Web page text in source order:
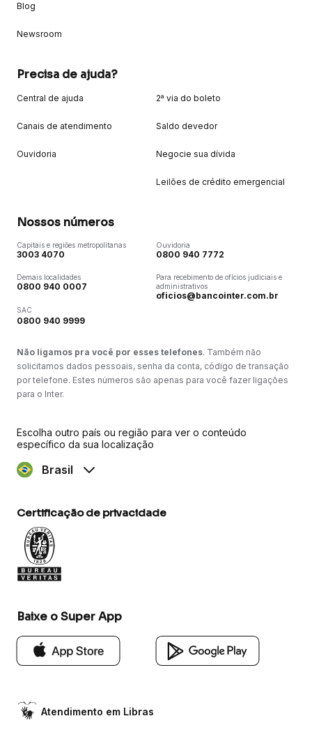
Blog
Newsroom
Precisa de ajuda?
Central de ajuda
Canais de atendimento
Ouvidoria
2ª via do boleto
Saldo devedor
Negocie sua dívida
Leilões de crédito emergencial
Nossos números
Capitais e regiões metropolitanas
3003 4070
Demais localidades
0800 940 0007
SAC
0800 940 9999
Ouvidoria
0800 940 7772
Para recebimento de ofícios judiciais e
administrativos
oficios@bancointer.com.br
Não ligamos pra você por esses telefones. Também não
solicitamos dados pessoais, senha da conta, código de transação
por telefone. Estes números são apenas para você fazer ligações
para o Inter.
Escolha outro país ou região para ver o conteúdo
específico da sua localização
Brasil
Certificação de privacidade
Baixe o Super App
Atendimento em Libras